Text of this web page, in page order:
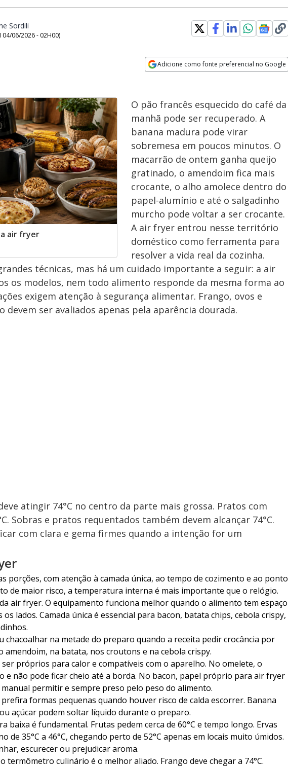
Sordili
04/06/2026 - 02H00)
Adicione como fonte preferencial no Google
air fryer
O pão francês esquecido do café da
manhã pode ser recuperado. A
banana madura pode virar
sobremesa em poucos minutos. O
macarrão de ontem ganha queijo
gratinado, o amendoim fica mais
crocante, o alho amolece dentro do
papel-alumínio e até o salgadinho
murcho pode voltar a ser crocante.
A air fryer entrou nesse território
doméstico como ferramenta para
resolver a vida real da cozinha.
técnicas, mas há um cuidado importante a seguir: a air
os modelos, nem todo alimento responde da mesma forma ao
exigem atenção à segurança alimentar. Frango, ovos e
devem ser avaliados apenas pela aparência dourada.
atingir 74°C no centro da parte mais grossa. Pratos com
Sobras e pratos requentados também devem alcançar 74°C.
com clara e gema firmes quando a intenção for um
porções, com atenção à camada única, ao tempo de cozimento e ao ponto
de maior risco, a temperatura interna é mais importante que o relógio.
air fryer. O equipamento funciona melhor quando o alimento tem espaço
lados. Camada única é essencial para bacon, batata chips, cebola crispy,
chacoalhar na metade do preparo quando a receita pedir crocância por
amendoim, na batata, nos croutons e na cebola crispy.
próprios para calor e compatíveis com o aparelho. No omelete, o
e não pode ficar cheio até a borda. No bacon, papel próprio para air fryer
permitir e sempre preso pelo peso do alimento.
formas pequenas quando houver risco de calda escorrer. Banana
açúcar podem soltar líquido durante o preparo.
baixa é fundamental. Frutas pedem cerca de 60°C e tempo longo. Ervas
de 35°C a 46°C, chegando perto de 52°C apenas em locais muito úmidos.
escurecer ou prejudicar aroma.
termômetro culinário é o melhor aliado. Frango deve chegar a 74°C.